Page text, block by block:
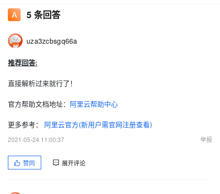
5条回答
uza3zcbsgq66a
推荐回答:
直接解析过来就行了！
官方帮助文档地址： 阿里云帮助中心
更多参考： 阿里云官方(新用户需官网注册查看)
2021-05-24 11:00:37
举报
赞同 展开评论